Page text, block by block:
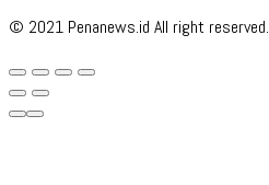
© 2021 Penanews.id All right reserved.